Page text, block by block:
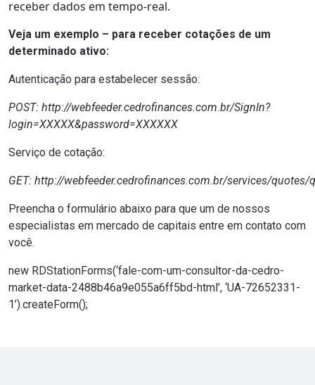
receber dados em tempo-real.
Veja um exemplo – para receber cotações de um
determinado ativo:
Autenticação para estabelecer sessão:
POST: http://webfeeder.cedrofinances.com.br/SignIn?
login=XXXXX&password=XXXXXX
Serviço de cotação:
GET: http://webfeeder.cedrofinances.com.br/services/
Preencha o formulário abaixo para que um de nossos
especialistas em mercado de capitais entre em contato com
você.
new RDStationForms(‘fale-com-um-consultor-da-cedro-
market-data-2488b46a9e055a6ff5bd-html’, ‘UA-72652331-
1’).createForm();